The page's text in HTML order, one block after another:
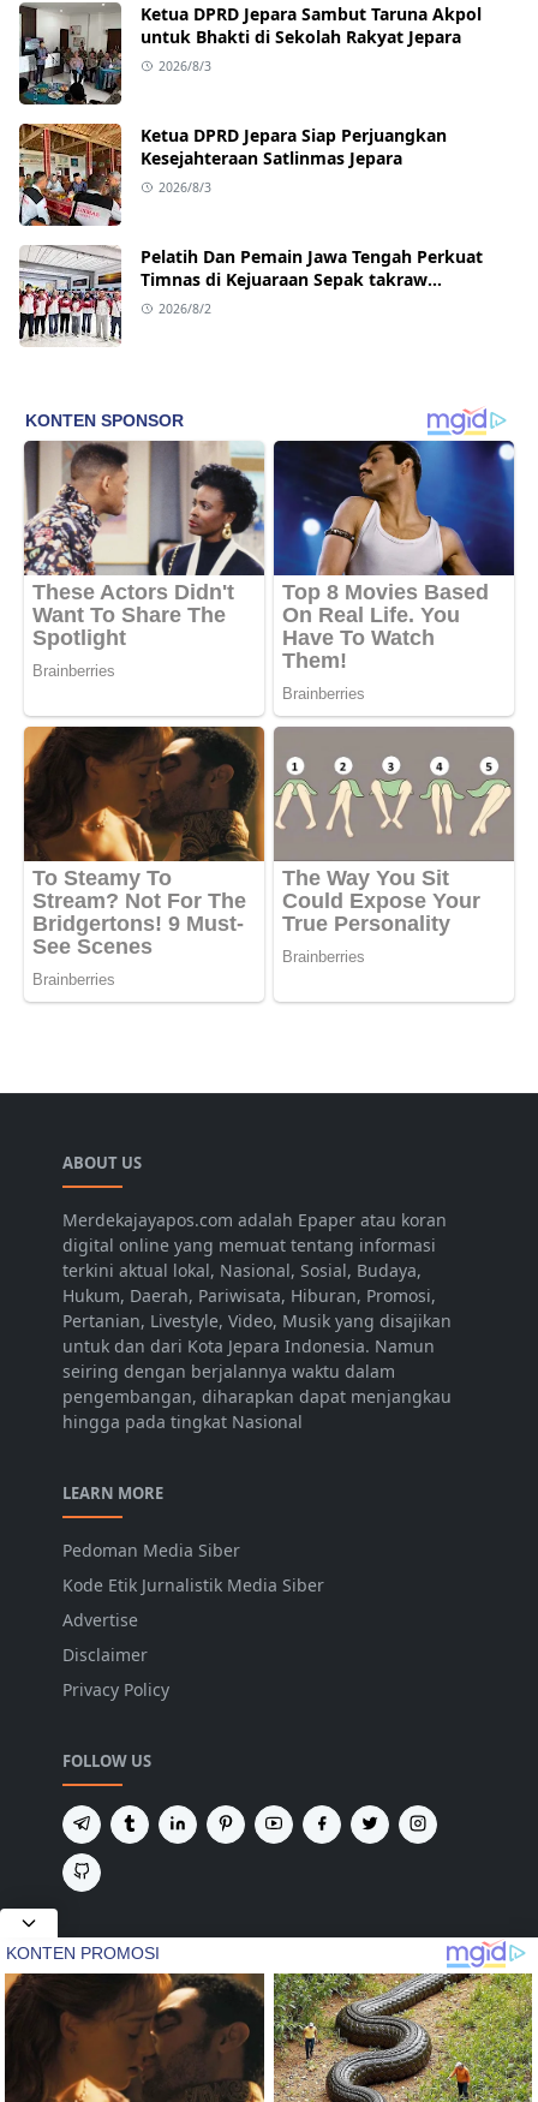
Ketua DPRD Jepara Sambut Taruna Akpol
untuk Bhakti di Sekolah Rakyat Jepara
2026/8/3
Ketua DPRD Jepara Siap Perjuangkan
Kesejahteraan Satlinmas Jepara
2026/8/3
Pelatih Dan Pemain Jawa Tengah Perkuat
Timnas di Kejuaraan Sepak takraw
Internasional
2026/8/2
ABOUT US
Merdekajayapos.com adalah Epaper atau koran
digital online yang memuat tentang informasi
terkini aktual lokal, Nasional, Sosial, Budaya,
Hukum, Daerah, Pariwisata, Hiburan, Promosi,
Pertanian, Livestyle, Video, Musik yang disajikan
untuk dan dari Kota Jepara Indonesia. Namun
seiring dengan berjalannya waktu dalam
pengembangan, diharapkan dapat menjangkau
hingga pada tingkat Nasional
LEARN MORE
Pedoman Media Siber
Kode Etik Jurnalistik Media Siber
Advertise
Disclaimer
Privacy Policy
FOLLOW US
NEWSLETTER
Tetap terhubung untuk mendapatkan berita
terbaru dan pembaruan penting dari kami.